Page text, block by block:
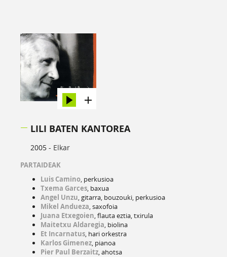
LILI BATEN KANTOREA
2005 - Elkar
PARTAIDEAK
Luis Camino, perkusioa
Txema Garces, baxua
Angel Unzu, gitarra, bouzouki, perkusioa
Mikel Andueza, saxofoia
Juana Etxegoien, flauta eztia, txirula
Maitetxu Aldaregia, biolina
Et Incarnatus, hari orkestra
Karlos Gimenez, pianoa
Pier Paul Berzaitz, ahotsa